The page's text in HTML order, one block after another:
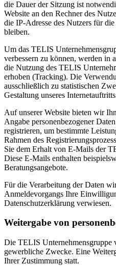
die Dauer der Sitzung ist
Website an den Rechner des
die IP-Adresse des Nutzers für
bleiben.
Um das TELIS
verbessern zu können, werden in
die Nutzung des TELIS
erhoben (Tracking). Die
ausschließlich zu statistischen
Gestaltung unseres
Auf unserer Website bieten wir
Angabe personenbezogener
registrieren, um bestimmte
Rahmen des
Sie dem Erhalt von E-Mails der
Diese E-Mails enthalten
Beratungsangebote.
Für die Verarbeitung der Daten
Anmeldevorgangs Ihre
Datenschutzerklärung verwiesen.
Weitergabe von
Die TELIS Unternehmensgruppe
gewerbliche Zwecke. Eine
Ihrer Zustimmung statt.